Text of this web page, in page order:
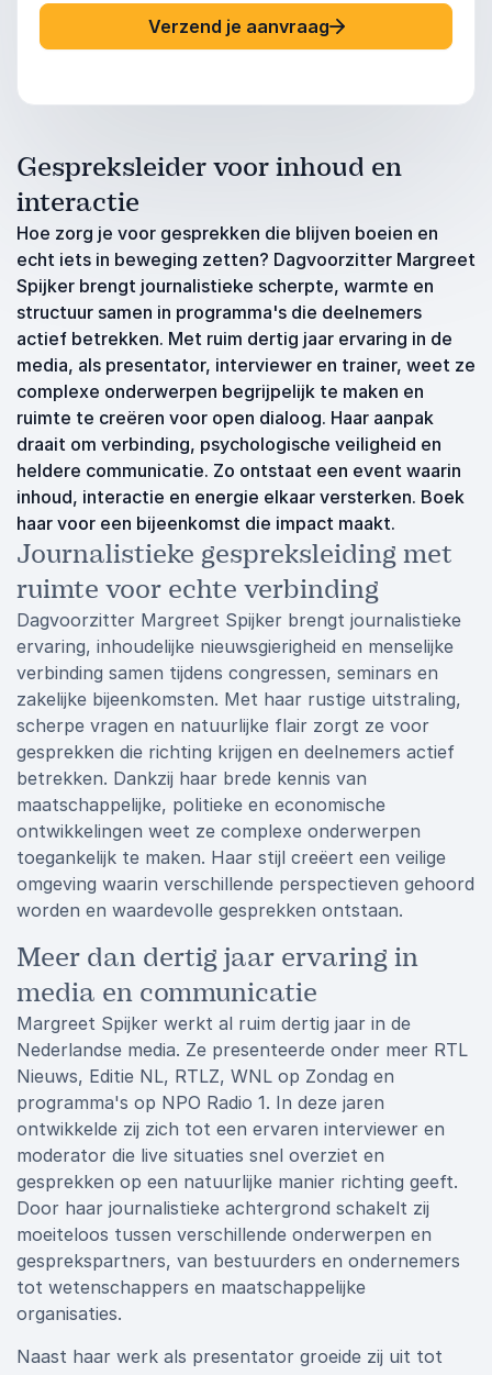
Verzend je aanvraag
Gespreksleider voor inhoud en
interactie
Hoe zorg je voor gesprekken die blijven boeien en
echt iets in beweging zetten? Dagvoorzitter Margreet
Spijker brengt journalistieke scherpte, warmte en
structuur samen in programma's die deelnemers
actief betrekken. Met ruim dertig jaar ervaring in de
media, als presentator, interviewer en trainer, weet ze
complexe onderwerpen begrijpelijk te maken en
ruimte te creëren voor open dialoog. Haar aanpak
draait om verbinding, psychologische veiligheid en
heldere communicatie. Zo ontstaat een event waarin
inhoud, interactie en energie elkaar versterken. Boek
haar voor een bijeenkomst die impact maakt.
Journalistieke gespreksleiding met
ruimte voor echte verbinding
Dagvoorzitter Margreet Spijker brengt journalistieke
ervaring, inhoudelijke nieuwsgierigheid en menselijke
verbinding samen tijdens congressen, seminars en
zakelijke bijeenkomsten. Met haar rustige uitstraling,
scherpe vragen en natuurlijke flair zorgt ze voor
gesprekken die richting krijgen en deelnemers actief
betrekken. Dankzij haar brede kennis van
maatschappelijke, politieke en economische
ontwikkelingen weet ze complexe onderwerpen
toegankelijk te maken. Haar stijl creëert een veilige
omgeving waarin verschillende perspectieven gehoord
worden en waardevolle gesprekken ontstaan.
Meer dan dertig jaar ervaring in
media en communicatie
Margreet Spijker werkt al ruim dertig jaar in de
Nederlandse media. Ze presenteerde onder meer RTL
Nieuws, Editie NL, RTLZ, WNL op Zondag en
programma's op NPO Radio 1. In deze jaren
ontwikkelde zij zich tot een ervaren interviewer en
moderator die live situaties snel overziet en
gesprekken op een natuurlijke manier richting geeft.
Door haar journalistieke achtergrond schakelt zij
moeiteloos tussen verschillende onderwerpen en
gesprekspartners, van bestuurders en ondernemers
tot wetenschappers en maatschappelijke
organisaties.
Naast haar werk als presentator groeide zij uit tot